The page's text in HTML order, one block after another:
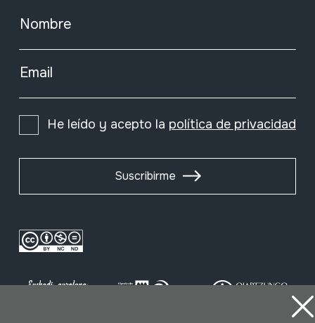
Nombre
Email
He leído y acepto la política de privacidad
Suscribirme